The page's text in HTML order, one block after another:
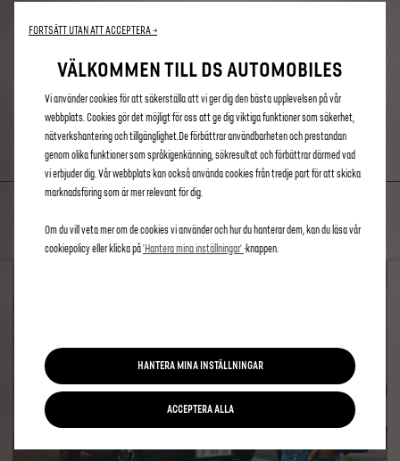
Ingår
MY TRIP REPORT
FÖLJ DINA RESOR
FORTSÄTT UTAN ATT ACCEPTERA →
VÄLKOMMEN TILL DS AUTOMOBILES
Vi använder cookies för att säkerställa att vi ger dig den bästa upplevelsen på vår
webbplats. Cookies gör det möjligt för oss att ge dig viktiga funktioner som säkerhet,
nätverkshantering och tillgänglighet.De förbättrar användbarheten och prestandan
genom olika funktioner som språkigenkänning, sökresultat och förbättrar därmed vad
vi erbjuder dig. Vår webbplats kan också använda cookies från tredje part för att skicka
marknadsföring som är mer relevant för dig.
Om du vill veta mer om de cookies vi använder och hur du hanterar dem, kan du läsa vår
cookiepolicy eller klicka på'Hantera mina inställningar' -knappen.
HANTERA MINA INSTÄLLNINGAR
ACCEPTERA ALLA